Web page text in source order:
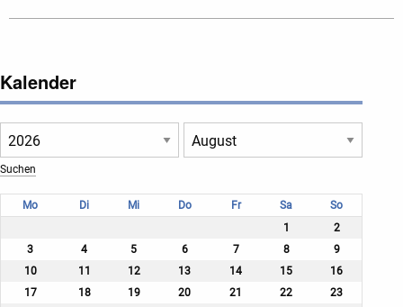
Kalender
Mo Di Mi Do Fr Sa
So
1
2
3
4 5 6 7 8
9
10
11 12 13 14 15
16
17
18 19 20 21 22
23